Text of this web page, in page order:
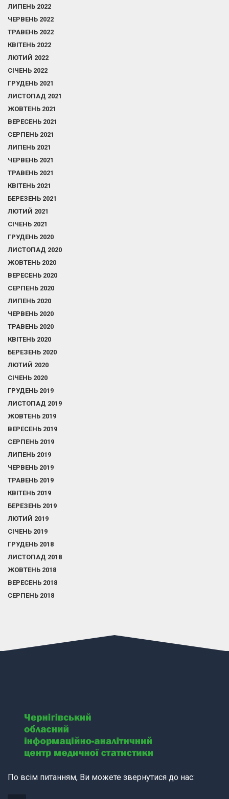
ЛИПЕНЬ 2022
ЧЕРВЕНЬ 2022
ТРАВЕНЬ 2022
КВІТЕНЬ 2022
ЛЮТИЙ 2022
СІЧЕНЬ 2022
ГРУДЕНЬ 2021
ЛИСТОПАД 2021
ЖОВТЕНЬ 2021
ВЕРЕСЕНЬ 2021
СЕРПЕНЬ 2021
ЛИПЕНЬ 2021
ЧЕРВЕНЬ 2021
ТРАВЕНЬ 2021
КВІТЕНЬ 2021
БЕРЕЗЕНЬ 2021
ЛЮТИЙ 2021
СІЧЕНЬ 2021
ГРУДЕНЬ 2020
ЛИСТОПАД 2020
ЖОВТЕНЬ 2020
ВЕРЕСЕНЬ 2020
СЕРПЕНЬ 2020
ЛИПЕНЬ 2020
ЧЕРВЕНЬ 2020
ТРАВЕНЬ 2020
КВІТЕНЬ 2020
БЕРЕЗЕНЬ 2020
ЛЮТИЙ 2020
СІЧЕНЬ 2020
ГРУДЕНЬ 2019
ЛИСТОПАД 2019
ЖОВТЕНЬ 2019
ВЕРЕСЕНЬ 2019
СЕРПЕНЬ 2019
ЛИПЕНЬ 2019
ЧЕРВЕНЬ 2019
ТРАВЕНЬ 2019
КВІТЕНЬ 2019
БЕРЕЗЕНЬ 2019
ЛЮТИЙ 2019
СІЧЕНЬ 2019
ГРУДЕНЬ 2018
ЛИСТОПАД 2018
ЖОВТЕНЬ 2018
ВЕРЕСЕНЬ 2018
СЕРПЕНЬ 2018
По всім питанням, Ви можете звернутися до нас: